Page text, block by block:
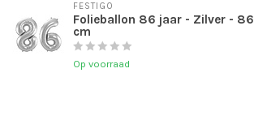
FESTIGO
Folieballon 86 jaar - Zilver - 86
cm
Op voorraad